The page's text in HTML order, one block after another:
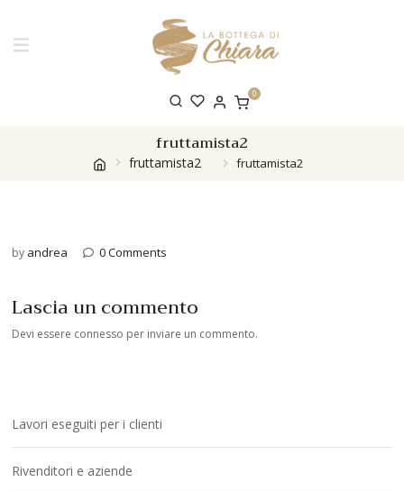
0
fruttamista2
fruttamista2 fruttamista2
by andrea 0 Comments
Lascia un commento
Devi essere connesso per inviare un commento.
Lavori eseguiti per i clienti
Rivenditori e aziende